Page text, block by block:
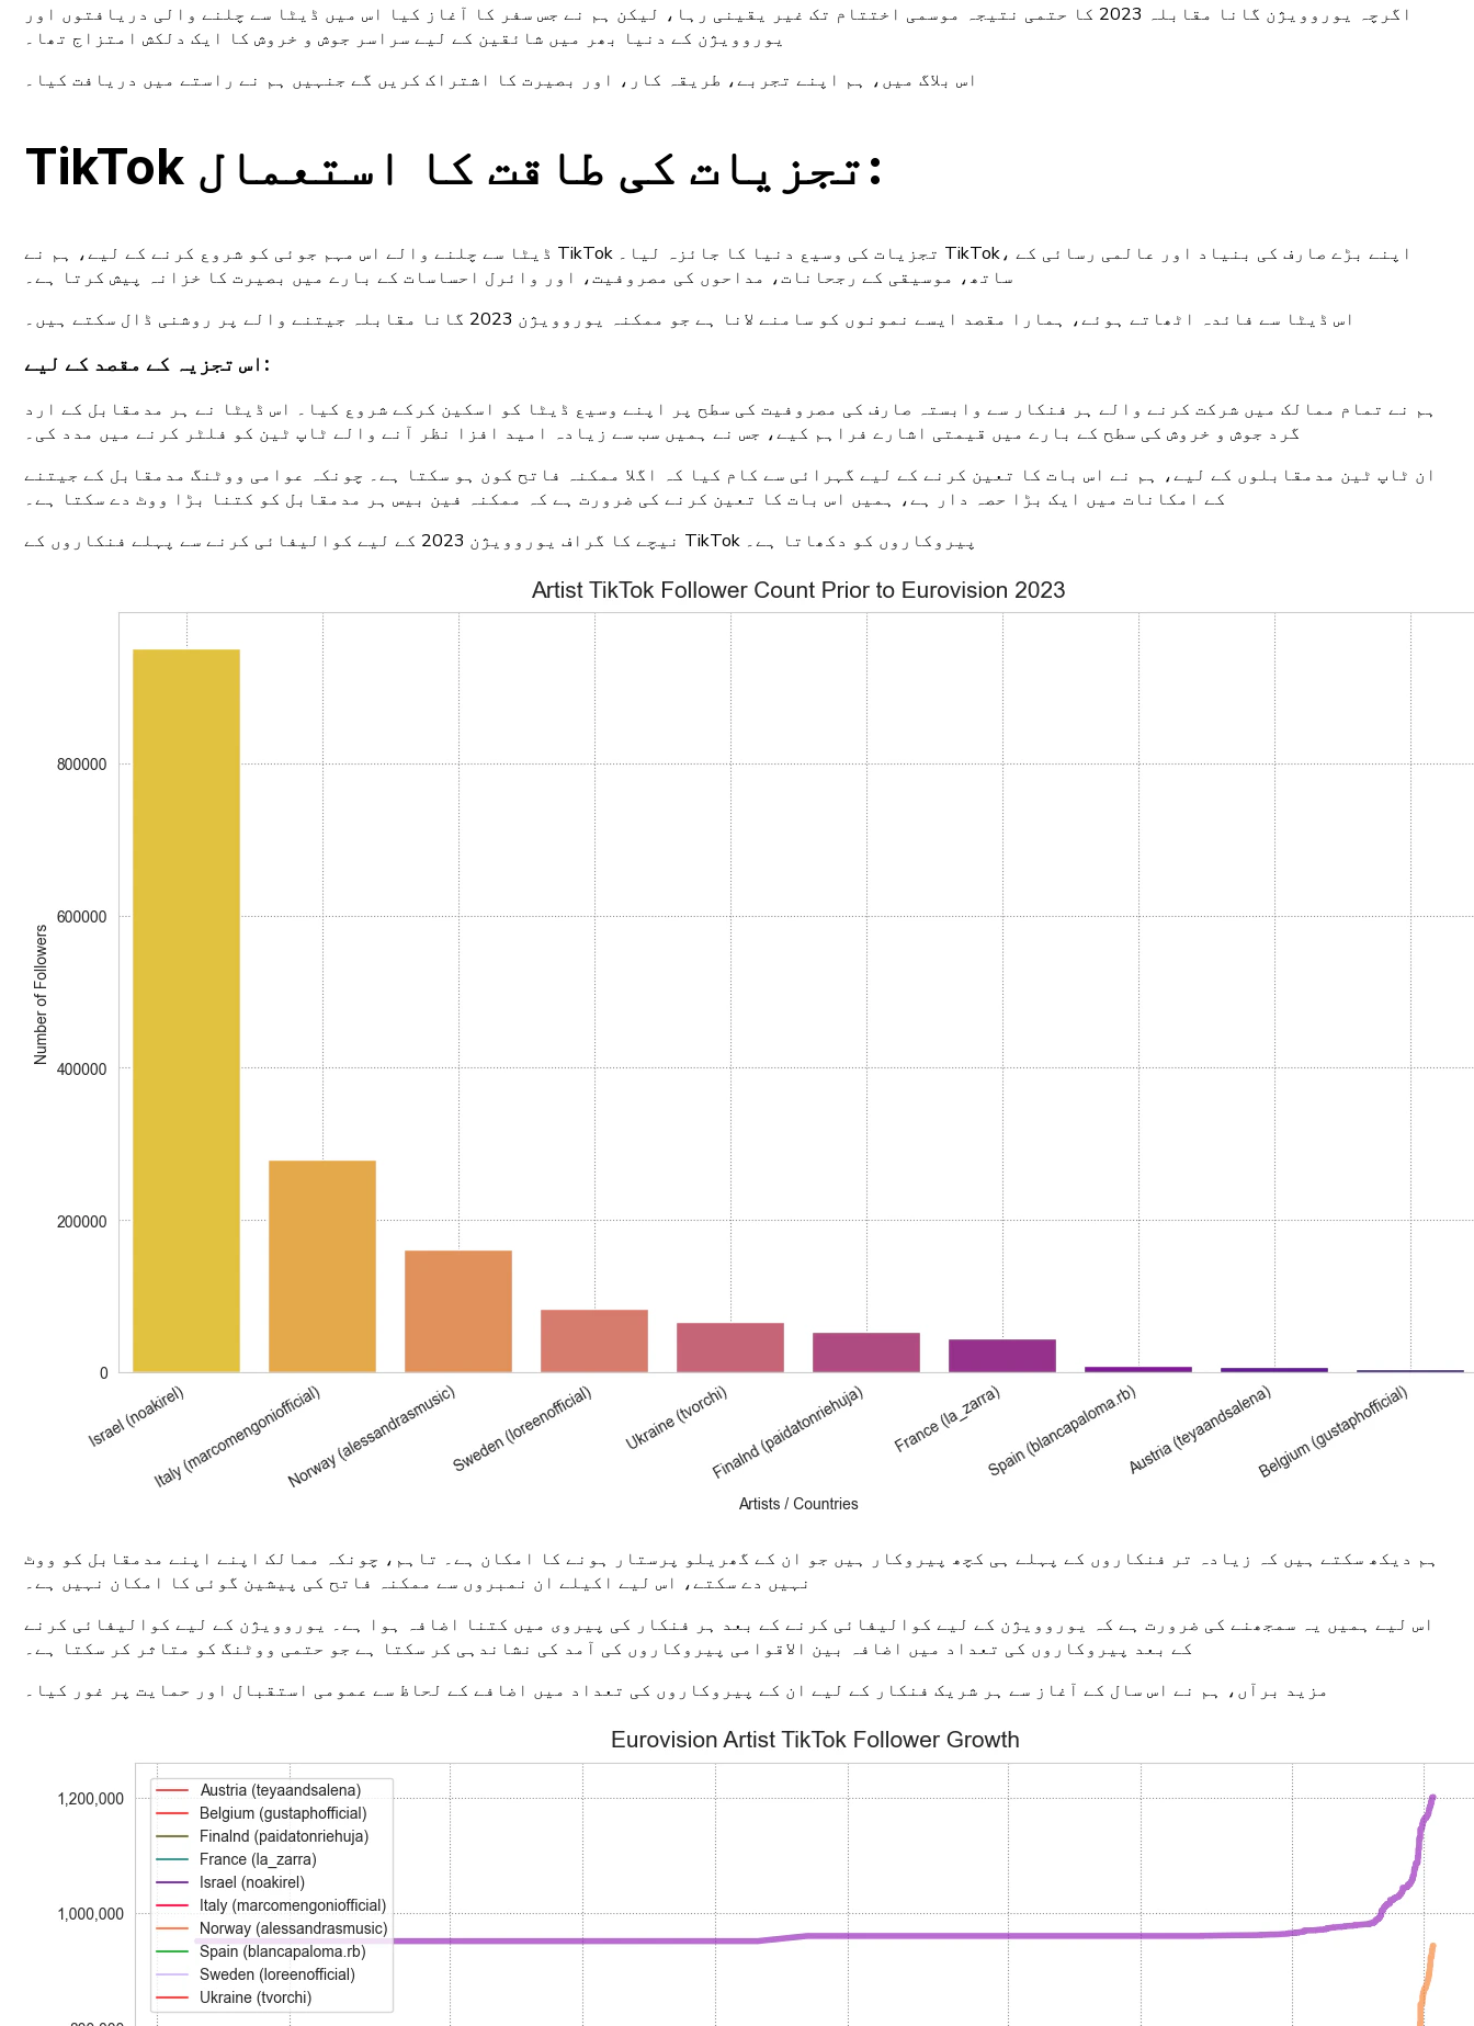
اگرچہ یوروویژن گانا مقابلہ 2023 کا حتمی نتیجہ موسمی اختتام تک غیر یقینی رہا، لیکن ہم نے جس سفر کا آغاز کیا اس میں ڈیٹا سے چلنے والی دریافتوں اور
یوروویژن کے دنیا بھر میں شائقین کے لیے سراسر جوش و خروش کا ایک دلکش امتزاج تھا۔
اس بلاگ میں، ہم اپنے تجربے، طریقہ کار، اور بصیرت کا اشتراک کریں گے جنہیں ہم نے راستے میں دریافت کیا۔
TikTok تجزیات کی طاقت کا استعمال:
ڈیٹا سے چلنے والے اس مہم جوئی کو شروع کرنے کے لیے، ہم نے TikTok تجزیات کی وسیع دنیا کا جائزہ لیا۔ TikTok، اپنے بڑے صارف کی بنیاد اور عالمی رسائی کے
ساتھ، موسیقی کے رجحانات، مداحوں کی مصروفیت، اور وائرل احساسات کے بارے میں بصیرت کا خزانہ پیش کرتا ہے۔
اس ڈیٹا سے فائدہ اٹھاتے ہوئے، ہمارا مقصد ایسے نمونوں کو سامنے لانا ہے جو ممکنہ یوروویژن 2023 گانا مقابلہ جیتنے والے پر روشنی ڈال سکتے ہیں۔
اس تجزیہ کے مقصد کے لیے:
ہم نے تمام ممالک میں شرکت کرنے والے ہر فنکار سے وابستہ صارف کی مصروفیت کی سطح پر اپنے وسیع ڈیٹا کو اسکین کرکے شروع کیا۔ اس ڈیٹا نے ہر مدمقابل کے ارد
گرد جوش و خروش کی سطح کے بارے میں قیمتی اشارے فراہم کیے، جس نے ہمیں سب سے زیادہ امید افزا نظر آنے والے ٹاپ ٹین کو فلٹر کرنے میں مدد کی۔
ان ٹاپ ٹین مدمقابلوں کے لیے، ہم نے اس بات کا تعین کرنے کے لیے گہرائی سے کام کیا کہ اگلا ممکنہ فاتح کون ہو سکتا ہے۔ چونکہ عوامی ووٹنگ مدمقابل کے جیتنے
کے امکانات میں ایک بڑا حصہ دار ہے، ہمیں اس بات کا تعین کرنے کی ضرورت ہے کہ ممکنہ فین بیس ہر مدمقابل کو کتنا بڑا ووٹ دے سکتا ہے۔
نیچے کا گراف یوروویژن 2023 کے لیے کوالیفائی کرنے سے پہلے فنکاروں کے TikTok پیروکاروں کو دکھاتا ہے۔
ہم دیکھ سکتے ہیں کہ زیادہ تر فنکاروں کے پہلے ہی کچھ پیروکار ہیں جو ان کے گھریلو پرستار ہونے کا امکان ہے۔ تاہم، چونکہ ممالک اپنے اپنے مدمقابل کو ووٹ
نہیں دے سکتے، اس لیے اکیلے ان نمبروں سے ممکنہ فاتح کی پیشین گوئی کا امکان نہیں ہے۔
اس لیے ہمیں یہ سمجھنے کی ضرورت ہے کہ یوروویژن کے لیے کوالیفائی کرنے کے بعد ہر فنکار کی پیروی میں کتنا اضافہ ہوا ہے۔ یوروویژن کے لیے کوالیفائی کرنے
کے بعد پیروکاروں کی تعداد میں اضافہ بین الاقوامی پیروکاروں کی آمد کی نشاندہی کر سکتا ہے جو حتمی ووٹنگ کو متاثر کر سکتا ہے۔
مزید برآں، ہم نے اس سال کے آغاز سے ہر شریک فنکار کے لیے ان کے پیروکاروں کی تعداد میں اضافے کے لحاظ سے عمومی استقبال اور حمایت پر غور کیا۔